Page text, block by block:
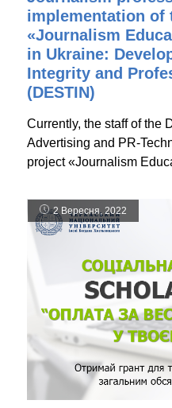
implementation of
«Journalism
in Ukraine:
Integrity and
(DESTIN)
Currently, the staff of the
Advertising and PR-
project «Journalism
2 Вересня, 2022